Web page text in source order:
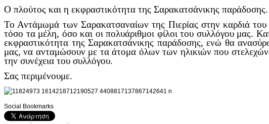
Ο πλούτος και η εκφραστικότητα της Σαρακατσάνικης παράδοσης.
Το Αντάμωμά των Σαρακατσαναίων της Πιερίας στην καρδιά του
τόσο τα μέλη, όσο και οι πολυάριθμοι φίλοι του συλλόγου μας.
εκφραστικότητα της Σαρακατσάνικης παράδοσης, ενώ θα
μας, να ανταμώσουν με τα άτομα όλων των ηλικιών που
την συνέχεια του συλλόγου.
Σας περιμένουμε.
Social Bookmarks